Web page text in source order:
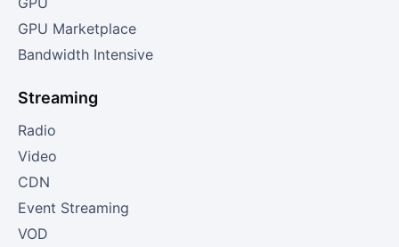
GPU Marketplace
Bandwidth Intensive
Streaming
Radio
Video
CDN
Event Streaming
VOD